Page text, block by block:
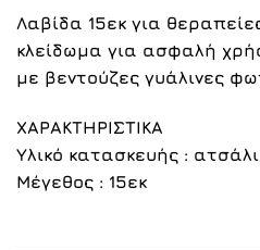
Λαβίδα 15εκ για
κλείδωμα για ασφαλή
με βεντούζες γυάλινες
ΧΑΡΑΚΤΗΡΙΣΤΙΚΑ
Υλικό κατασκευής : ατσάλι
Μέγεθος : 15εκ